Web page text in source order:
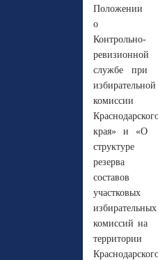
Положении
о
Контрольно-
ревизионной
службе при
избирательной
комиссии
края» и «О
структуре
резерва
составов
участковых
избирательных
комиссий на
территории